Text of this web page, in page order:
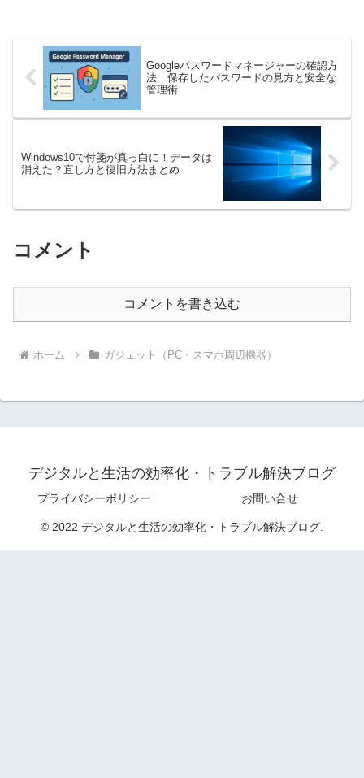
Googleパスワードマネージャーの確認方
法｜保存したパスワードの見方と安全な
管理術
Windows10で付箋が真っ白に！データは
消えた？直し方と復旧方法まとめ
コメント
コメントを書き込む
ホーム ガジェット（PC・スマホ周辺機器）
デジタルと生活の効率化・トラブル解決ブログ
プライバシーポリシー お問い合せ
© 2022 デジタルと生活の効率化・トラブル解決ブログ.